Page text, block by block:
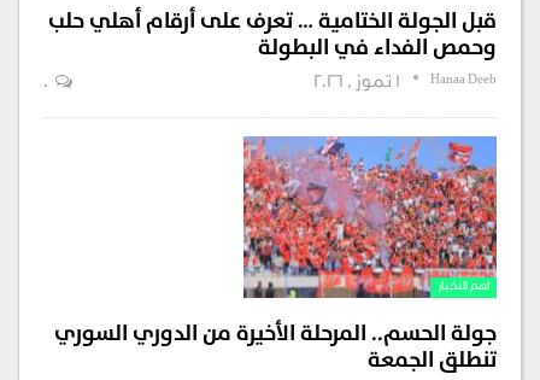
قبل الجولة الختامية … تعرف على أرقام أهلي حلب
وحمص الفداء في البطولة
Hanaa Deeb
0
اهم الاخبار
جولة الحسم.. المرحلة الأخيرة من الدوري السوري
تنطلق الجمعة